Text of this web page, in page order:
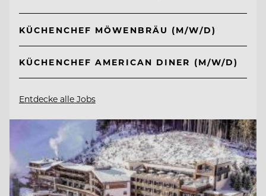
KÜCHENCHEF MÖWENBRÄU (M/W/D)
KÜCHENCHEF AMERICAN DINER (M/W/D)
Entdecke alle Jobs